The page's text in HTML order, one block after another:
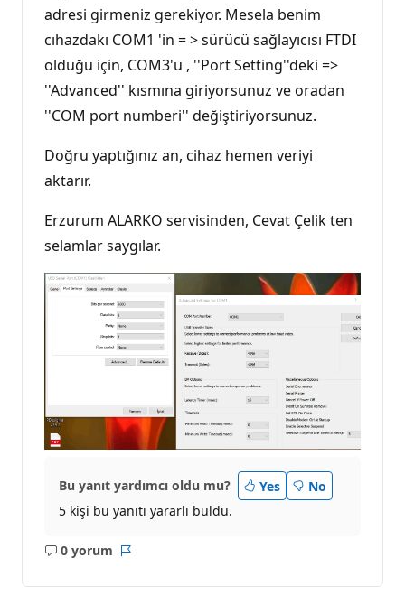
adresi girmeniz gerekiyor. Mesela benim
cıhazdakı COM1 'in = > sürücü sağlayıcısı FTDI
olduğu için, COM3'u , ''Port Setting''deki =>
''Advanced'' kısmına giriyorsunuz ve oradan
''COM port numberi'' değiştiriyorsunuz.
Doğru yaptığınız an, cihaz hemen veriyi
aktarır.
Erzurum ALARKO servisinden, Cevat Çelik ten
selamlar saygılar.
Bu yanıt yardımcı oldu mu? Yes
No
5 kişi bu yanıtı yararlı buldu.
0 yorum
AçıklamaRapor